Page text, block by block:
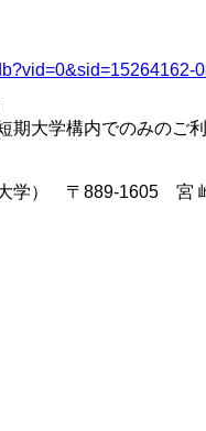
大学構内でのみのご利
学） 〒889-1605